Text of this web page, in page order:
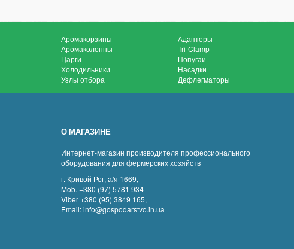
Аромакорзины
Аромаколонны
Царги
Холодильники
Узлы отбора
Адаптеры
Tri-Clamp
Попугаи
Насадки
Дефлегматоры
О МАГАЗИНЕ
Интернет-магазин производителя профессионального
оборудования для фермерских хозяйств
г. Кривой Рог, а/я 1669,
Mob. +380 (97) 5781 934
Viber +380 (95) 3849 165,
Email: info@gospodarstvo.in.ua